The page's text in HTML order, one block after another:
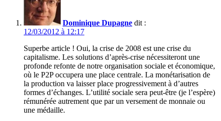
Dominique Dupagne dit :
12/03/2012 à 12:17
Superbe article ! Oui, la crise de 2008 est une crise du
capitalisme. Les solutions d’après-crise nécessiteront une
profonde refonte de notre organisation sociale et économique,
où le P2P occupera une place centrale. La monétarisation de
la production va laisser place progressivement à d’autres
formes d’échanges. L’utilité sociale sera peut-être (je l’espère)
rémunérée autrement que par un versement de monnaie ou
une médaille.